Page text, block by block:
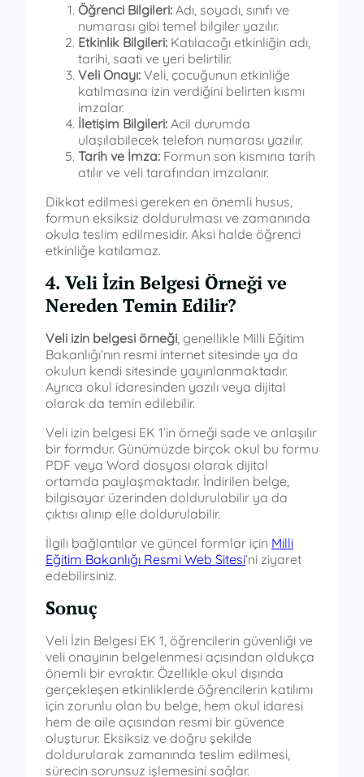
Öğrenci Bilgileri: Adı, soyadı, sınıfı ve
numarası gibi temel bilgiler yazılır.
Etkinlik Bilgileri: Katılacağı etkinliğin adı,
tarihi, saati ve yeri belirtilir.
Veli Onayı: Veli, çocuğunun etkinliğe
katılmasına izin verdiğini belirten kısmı
imzalar.
İletişim Bilgileri: Acil durumda
ulaşılabilecek telefon numarası yazılır.
Tarih ve İmza: Formun son kısmına tarih
atılır ve veli tarafından imzalanır.
Dikkat edilmesi gereken en önemli husus,
formun eksiksiz doldurulması ve zamanında
okula teslim edilmesidir. Aksi halde öğrenci
etkinliğe katılamaz.
4. Veli İzin Belgesi Örneği ve
Nereden Temin Edilir?
Veli izin belgesi örneği , genellikle Milli Eğitim
Bakanlığı’nın resmi internet sitesinde ya da
okulun kendi sitesinde yayınlanmaktadır.
Ayrıca okul idaresinden yazılı veya dijital
olarak da temin edilebilir.
Veli izin belgesi EK 1’in örneği sade ve anlaşılır
bir formdur. Günümüzde birçok okul bu formu
PDF veya Word dosyası olarak dijital
ortamda paylaşmaktadır. İndirilen belge,
bilgisayar üzerinden doldurulabilir ya da
çıktısı alınıp elle doldurulabilir.
İlgili bağlantılar ve güncel formlar için Milli
Eğitim Bakanlığı Resmi Web Sitesi‘ni ziyaret
edebilirsiniz.
Sonuç
Veli İzin Belgesi EK 1, öğrencilerin güvenliği ve
veli onayının belgelenmesi açısından oldukça
önemli bir evraktır. Özellikle okul dışında
gerçekleşen etkinliklerde öğrencilerin katılımı
için zorunlu olan bu belge, hem okul idaresi
hem de aile açısından resmi bir güvence
oluşturur. Eksiksiz ve doğru şekilde
doldurularak zamanında teslim edilmesi,
sürecin sorunsuz işlemesini sağlar.